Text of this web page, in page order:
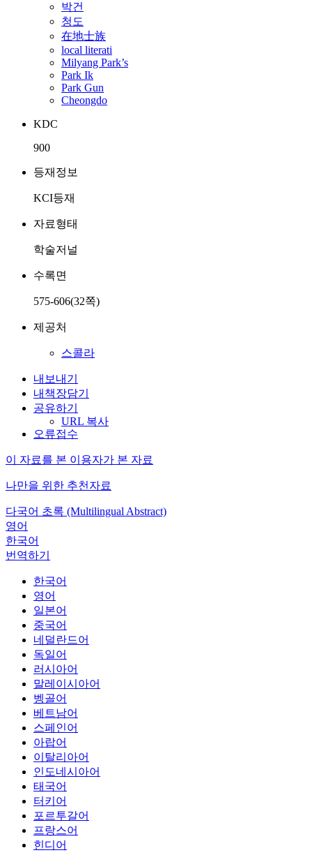
박건
청도
在地士族
local literati
Milyang Park’s
Park Ik
Park Gun
Cheongdo
KDC
900
등재정보
KCI등재
자료형태
학술저널
수록면
575-606(32쪽)
제공처
스콜라
내보내기
내책장담기
공유하기
URL 복사
오류접수
이 자료를 본 이용자가 본 자료
나만을 위한 추천자료
다국어 초록 (Multilingual Abstract)
영어
한국어
번역하기
한국어
영어
일본어
중국어
네덜란드어
독일어
러시아어
말레이시아어
벵골어
베트남어
스페인어
아랍어
이탈리아어
인도네시아어
태국어
터키어
포르투갈어
프랑스어
힌디어